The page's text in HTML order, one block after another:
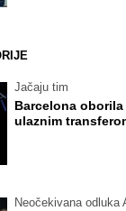
Jačaju tim
Barcelona
ulaznim
Neočekivana odluka